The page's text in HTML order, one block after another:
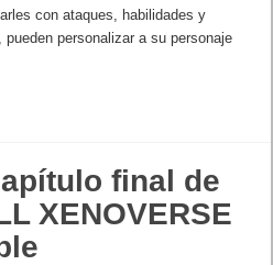
con ataques, habilidades y
personalizar a su personaje
final de
XENOVERSE